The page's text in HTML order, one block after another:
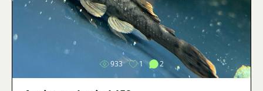
Bild
933 1 2